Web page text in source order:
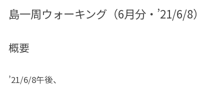
島一周ウォーキング（6月分・’21/6/8）
概要
’21/6/8午後、